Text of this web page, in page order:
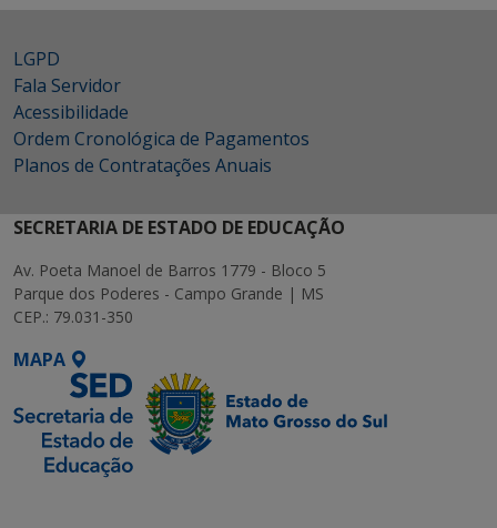
LGPD
Fala Servidor
Acessibilidade
Ordem Cronológica de Pagamentos
Planos de Contratações Anuais
SECRETARIA DE ESTADO DE EDUCAÇÃO
Av. Poeta Manoel de Barros 1779 - Bloco 5
Parque dos Poderes - Campo Grande | MS
CEP.: 79.031-350
MAPA